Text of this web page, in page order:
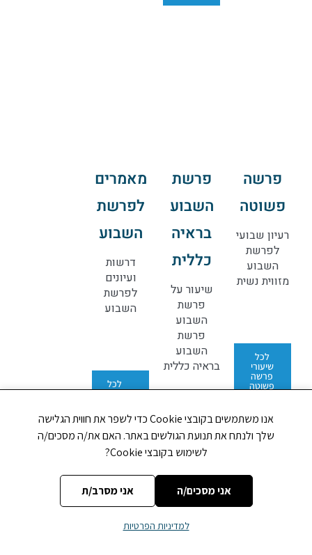
פרשה
פשוטה
רעיון שבועי
לפרשת
השבוע
מזווית נשית
לכל
שיעורי
פרשה
פשוטה
פרשת
השבוע
בראיה
כללית
שיעור על
פרשת
השבוע
פרשת
השבוע
בראיה כללית
לכל
שיעורי
פרשת
כללית
מאמרים
לפרשת
השבוע
דרשות
ועיונים
לפרשת
השבוע
לכל
המאמרים
אנו משתמשים בקובצי Cookie כדי לשפר את חווית הגלישה
שלך ולנתח את תנועת הגולשים באתר. האם את/ה מסכים/ה
לשימוש בקובצי Cookie?
אני מסכים/ה אני מסרב/ת
למדיניות הפרטיות